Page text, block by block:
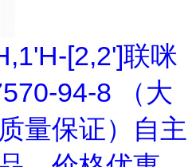
[2,2']联咪
94-8 （大
量保证）自主